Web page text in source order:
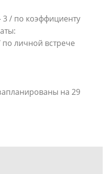
3 / по коэффициенту
личной встрече
на 29